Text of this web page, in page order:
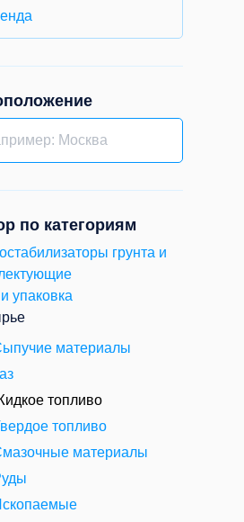
по категориям
грунта и
упаковка
материалы
топливо
топливо
материалы